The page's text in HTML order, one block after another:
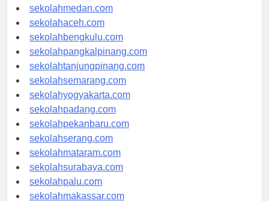
sekolahjakarta.com
sekolahmedan.com
sekolahaceh.com
sekolahbengkulu.com
sekolahpangkalpinang.com
sekolahtanjungpinang.com
sekolahsemarang.com
sekolahyogyakarta.com
sekolahpadang.com
sekolahpekanbaru.com
sekolahserang.com
sekolahmataram.com
sekolahsurabaya.com
sekolahpalu.com